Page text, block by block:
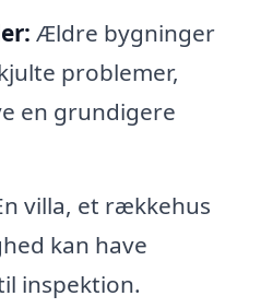
Ældre bygninger
problemer,
en grundigere
villa, et rækkehus
kan have
inspektion.